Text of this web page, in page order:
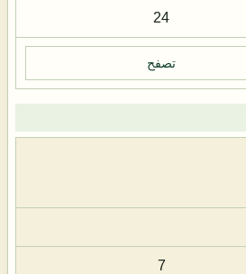
24
تصفح
7